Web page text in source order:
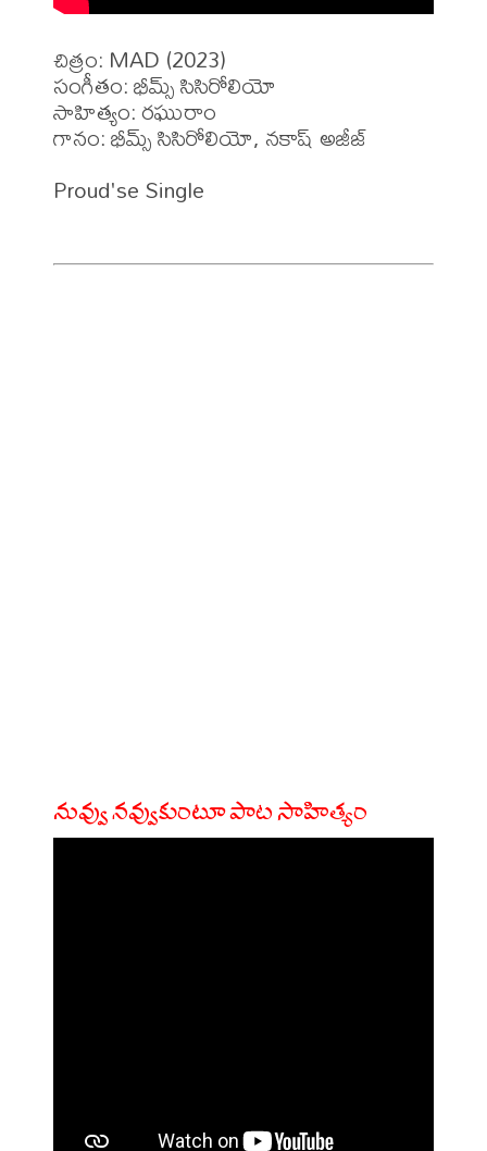
చిత్రం: MAD (2023)
సంగీతం: భీమ్స్ సిసిరోలియో
సాహిత్యం: రఘురాం
గానం: భీమ్స్ సిసిరోలియో, నకాష్ అజీజ్
Proud'se Single
నువ్వు నవ్వుకుంటూ పాట సాహిత్యం